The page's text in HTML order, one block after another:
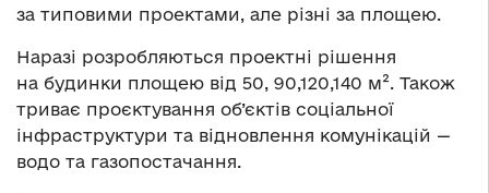
за типовими проектами, але різні за площею.
Наразі розробляються проектні рішення
на будинки площею від 50, 90,120,140 м². Також
триває проєктування об’єктів соціальної
інфраструктури та відновлення комунікацій —
водо та газопостачання.